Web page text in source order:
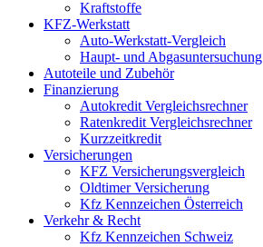
Kraftstoffe
KFZ-Werkstatt
Auto-Werkstatt-Vergleich
Haupt- und Abgasuntersuchung
Autoteile und Zubehör
Finanzierung
Autokredit Vergleichsrechner
Ratenkredit Vergleichsrechner
Kurzzeitkredit
Versicherungen
KFZ Versicherungsvergleich
Oldtimer Versicherung
Kfz Kennzeichen Österreich
Verkehr & Recht
Kfz Kennzeichen Schweiz